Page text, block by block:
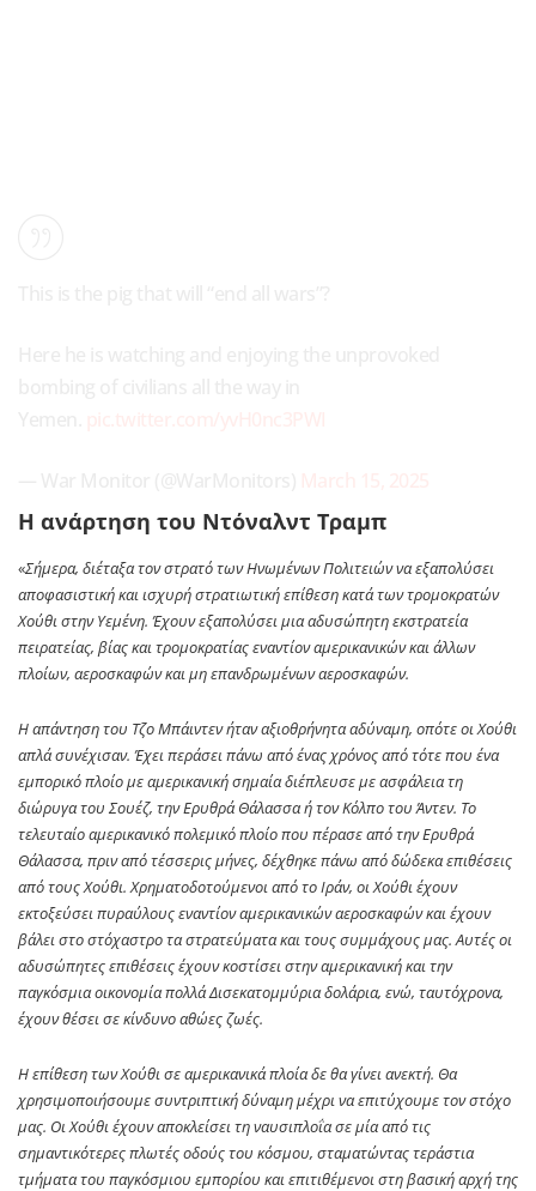
Η ανάρτηση του Ντόναλντ Τραμπ
«Σήμερα, διέταξα τον στρατό των Ηνωμένων Πολιτειών να εξαπολύσει
αποφασιστική και ισχυρή στρατιωτική επίθεση κατά των τρομοκρατών
Χούθι στην Υεμένη. Έχουν εξαπολύσει μια αδυσώπητη εκστρατεία
πειρατείας, βίας και τρομοκρατίας εναντίον αμερικανικών και άλλων
πλοίων, αεροσκαφών και μη επανδρωμένων αεροσκαφών.
Η απάντηση του Τζο Μπάιντεν ήταν αξιοθρήνητα αδύναμη, οπότε οι Χούθι
απλά συνέχισαν. Έχει περάσει πάνω από ένας χρόνος από τότε που ένα
εμπορικό πλοίο με αμερικανική σημαία διέπλευσε με ασφάλεια τη
διώρυγα του Σουέζ, την Ερυθρά Θάλασσα ή τον Κόλπο του Άντεν. Το
τελευταίο αμερικανικό πολεμικό πλοίο που πέρασε από την Ερυθρά
Θάλασσα, πριν από τέσσερις μήνες, δέχθηκε πάνω από δώδεκα επιθέσεις
από τους Χούθι. Χρηματοδοτούμενοι από το Ιράν, οι Χούθι έχουν
εκτοξεύσει πυραύλους εναντίον αμερικανικών αεροσκαφών και έχουν
βάλει στο στόχαστρο τα στρατεύματα και τους συμμάχους μας. Αυτές οι
αδυσώπητες επιθέσεις έχουν κοστίσει στην αμερικανική και την
παγκόσμια οικονομία πολλά Δισεκατομμύρια δολάρια, ενώ, ταυτόχρονα,
έχουν θέσει σε κίνδυνο αθώες ζωές.
Η επίθεση των Χούθι σε αμερικανικά πλοία δε θα γίνει ανεκτή. Θα
χρησιμοποιήσουμε συντριπτική δύναμη μέχρι να επιτύχουμε τον στόχο
μας. Οι Χούθι έχουν αποκλείσει τη ναυσιπλοΐα σε μία από τις
σημαντικότερες πλωτές οδούς του κόσμου, σταματώντας τεράστια
τμήματα του παγκόσμιου εμπορίου και επιτιθέμενοι στη βασική αρχή της